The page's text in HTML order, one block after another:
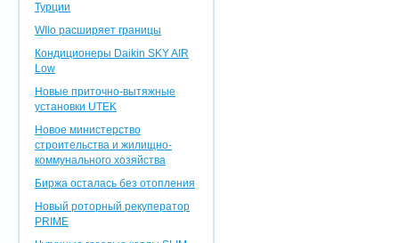
Турции
WIlo расширяет границы
Кондиционеры Daikin SKY AIR
Low
Новые приточно-вытяжные
установки UTEK
Новое министерство
строительства и жилищно-
коммунального хозяйства
Биржа осталась без отопления
Новый роторный рекуператор
PRIME